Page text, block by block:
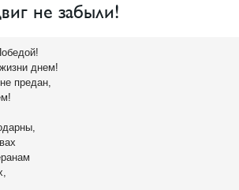
не забыли!
днем!
предан,